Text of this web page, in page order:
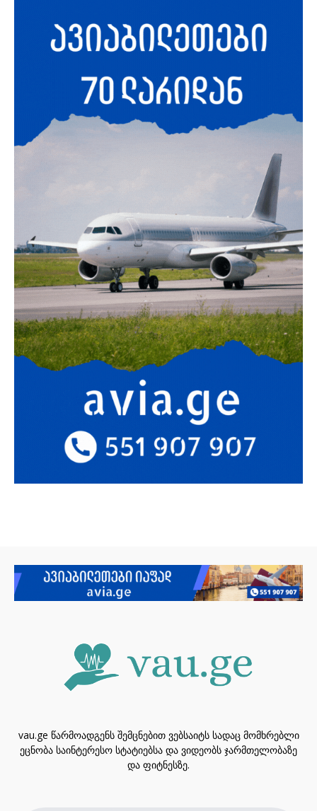
vau.ge წარმოადგენს შემცნებით ვებსაიტს სადაც მომხრებლი
ეცნობა საინტერესო სტატიებსა და ვიდეობს ჯარმთელობაზე
და ფიტნესზე.